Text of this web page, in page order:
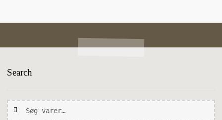
Search
Søg
efter:
Søg